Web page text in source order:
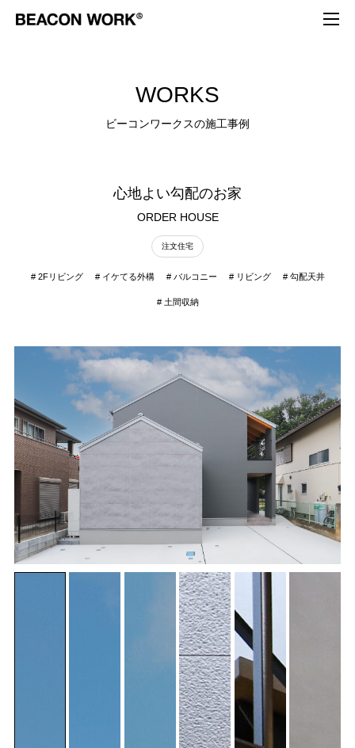
WORKS
ビーコ ンワーク スの施工事例
心地よい勾配のお家
ORDER HOUSE
注文住宅
2Fリビング イケてる外構 バルコニー リビング 勾配天井
土間収納